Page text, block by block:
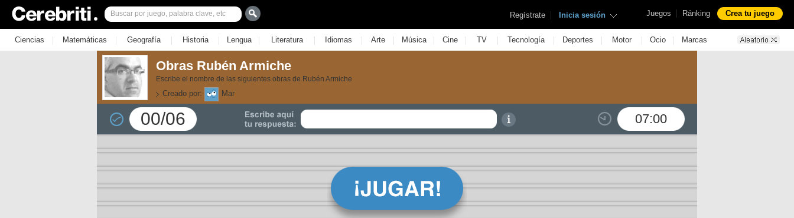
Juegos | Ránking Crea tu juego
Regístrate | Inicia sesión
Ciencias | Matemáticas | Geografía | Historia | Lengua | Literatura | Idiomas | Arte | Música | Cine | TV | Tecnología | Deportes | Motor | Ocio | Marcas
Obras Rubén Armiche
Escribe el nombre de las siguientes obras de Rubén Armiche
Creado por: Mar
00/06 07:00